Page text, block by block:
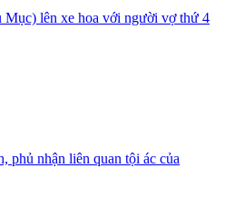
lên xe hoa với người vợ thứ 4
phủ nhận liên quan tội ác của